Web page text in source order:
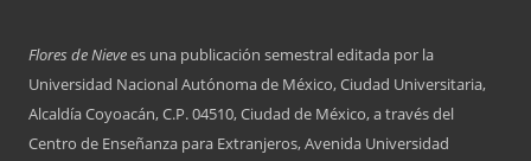
Flores de Nievees una publicación semestral editada por la
Universidad Nacional Autónoma de México, Ciudad Universitaria,
Alcaldía Coyoacán, C.P. 04510, Ciudad de México, a través del
Centro de Enseñanza para Extranjeros, Avenida Universidad